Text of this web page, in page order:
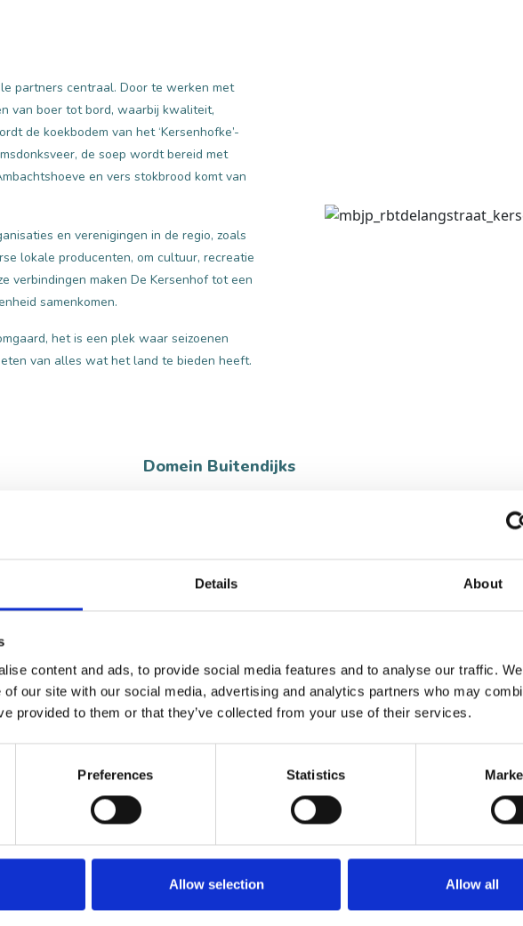
Details About
content and ads, to provide social media features and to analyse our traffic.
of our site with our social media, advertising and analytics partners who may
provided to them or that they’ve collected from your use of their services.
Preferences Statistics
Allow selection Allow all
partners centraal. Door te werken met
van boer tot bord, waarbij kwaliteit,
de koekbodem van het ‘Kersenhofke’-
de soep wordt bereid met
en vers stokbrood komt van
en verenigingen in de regio, zoals
lokale producenten, om cultuur, recreatie
verbindingen maken De Kersenhof tot een
samenkomen.
het is een plek waar seizoenen
van alles wat het land te bieden heeft.
Domein Buitendijks
, de wijngaard van De Kersenhof, is een
aarde waar de lekkerste en fruitigste druiven groeien. Sinds de
de jaargangen al meerdere keren bekroond, waardoor de wijnen
Bezoekers kunnen hier kennismaken met een gevarieerd aanbod
witte wijnen en fruitige rosé tot sprankelende mousserende
staat voor passie, vakmanschap en de smaak van eigen oogst —
liefhebbers van wijn en streekproducten.
De passie voor het product zorgt voor het lekkerste van eigen
ONTDEK DOMEIN BUITENDIJKS
Kersenhof
is De Kersenhof een fijne tussenstop